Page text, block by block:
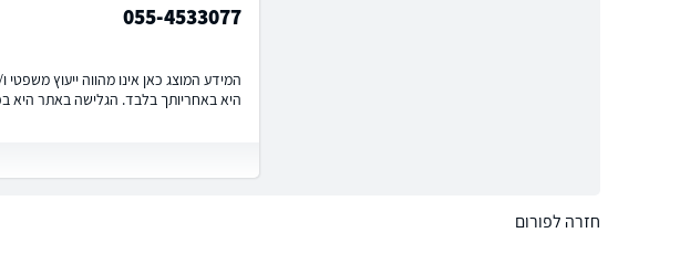
055-4533077
המידע המוצג כאן אינו מהווה ייעוץ
היא באחריותך בלבד. הגלישה באתר היא
חזרה לפורום